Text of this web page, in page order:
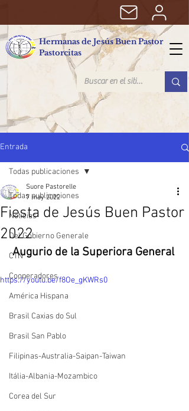
Hermanas de Jesús Buen Pastor
Pastorcitas
Entrada
Todas publicaciones
Noticias
Del Gobierno Generale
CTN
Cooperadores
América Hispana
Brasil Caxias do Sul
Brasil San Pablo
Filipinas-Australia-Saipan-Taiwan
Itália-Albania-Mozambico
Corea del Sur
Todas publicaciones
Fiesta de Jesús Buen Pastor
2022
Suore Pastorelle
7 may 2022
Augurio de la Superiora General
https://youtu.be/f8Oe_gKWRs0